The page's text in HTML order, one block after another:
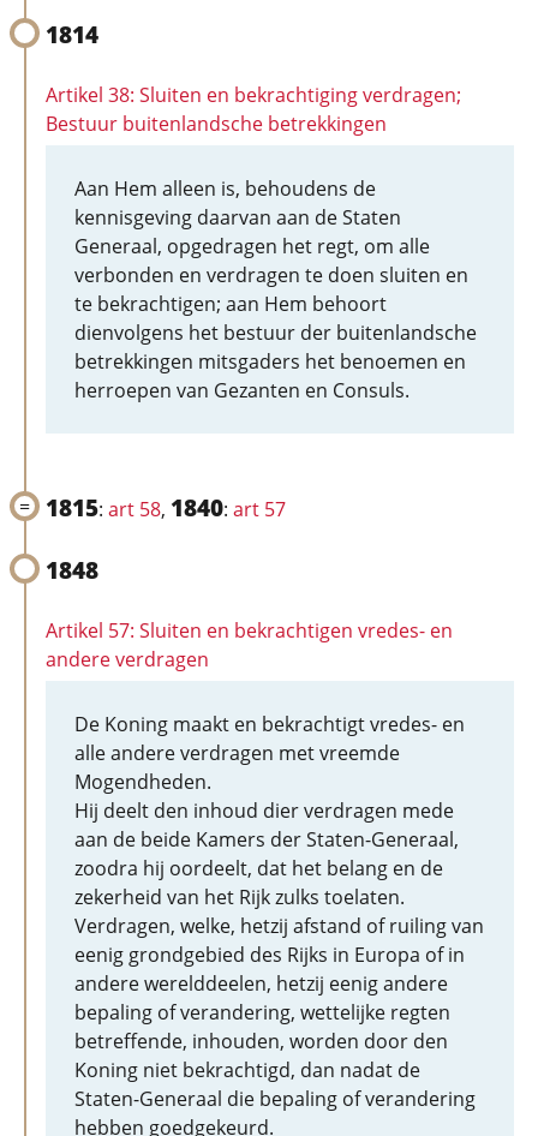
1814
Artikel 38: Sluiten en bekrachtiging verdragen;
Bestuur buitenlandsche betrekkingen
Aan Hem alleen is, behoudens de
kennisgeving daarvan aan de Staten
Generaal, opgedragen het regt, om alle
verbonden en verdragen te doen sluiten en
te bekrachtigen; aan Hem behoort
dienvolgens het bestuur der buitenlandsche
betrekkingen mitsgaders het benoemen en
herroepen van Gezanten en Consuls.
1815: art 58, 1840: art 57
1848
Artikel 57: Sluiten en bekrachtigen vredes- en
andere verdragen
De Koning maakt en bekrachtigt vredes- en
alle andere verdragen met vreemde
Mogendheden.
Hij deelt den inhoud dier verdragen mede
aan de beide Kamers der Staten-Generaal,
zoodra hij oordeelt, dat het belang en de
zekerheid van het Rijk zulks toelaten.
Verdragen, welke, hetzij afstand of ruiling van
eenig grondgebied des Rijks in Europa of in
andere werelddeelen, hetzij eenig andere
bepaling of verandering, wettelijke regten
betreffende, inhouden, worden door den
Koning niet bekrachtigd, dan nadat de
Staten-Generaal die bepaling of verandering
hebben goedgekeurd.